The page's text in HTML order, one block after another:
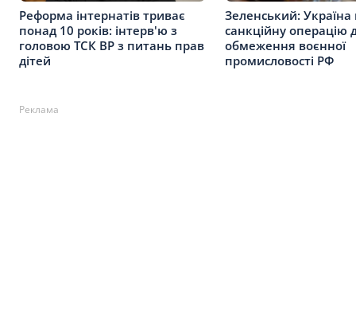
Реформа інтернатів триває
понад 10 років: інтерв'ю з
головою ТСК ВР з питань прав
дітей
Зеленський: Україна
санкційну операцію
обмеження воєнної
промисловості РФ
Реклама